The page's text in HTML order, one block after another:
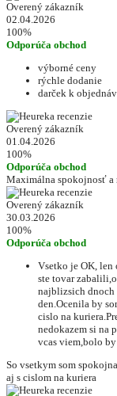
Overený zákazník
02.04.2026
100%
Odporúča obchod
výborné ceny
rýchle dodanie
darček k
Overený zákazník
01.04.2026
100%
Odporúča obchod
Maximálna spokojnosť
Overený zákazník
30.03.2026
100%
Odporúča obchod
Vsetko je OK, len
ste tovar
najblizsich dnoch
den.Ocenila by
cislo na
nedokazem si na
vcas viem,bolo
So vsetkym som
aj s cislom na kuriera